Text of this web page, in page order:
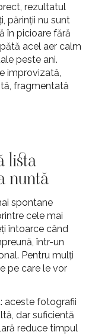
rezultatul
părinții nu sunt
în picioare fără
acel aer calm
peste ani.
improvizată,
fragmentată
lista
nuntă
spontane
cele mai
întoarce când
într-un
Pentru mulți
pe care le vor
aceste fotografii
dar suficientă
reduce timpul